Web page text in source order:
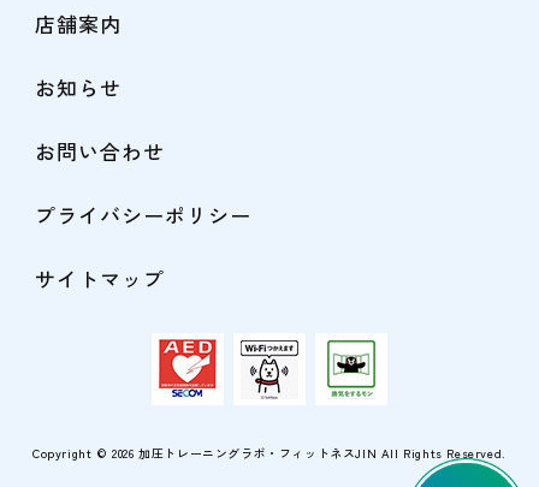
店舗案内
お知らせ
お問い合わせ
プライバシーポリシー
サイトマップ
Copyright © 2026加圧トレーニングラボ・フィットネスJIN All Rights Reserved.